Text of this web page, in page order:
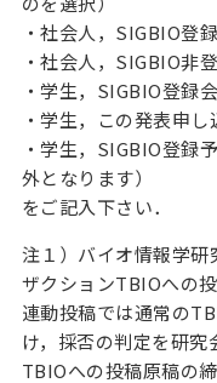
・社会人，SIGBIO登
・社会人，SIGBIO非
・学生，SIGBIO登録
・学生，この発表申
・学生，SIGBIO登録
外となります）
をご記入下さい．
注１）バイオ情報学
ザクションTBIOへの
連動投稿では通常の
け，採否の判定を研究
TBIOへの投稿原稿の